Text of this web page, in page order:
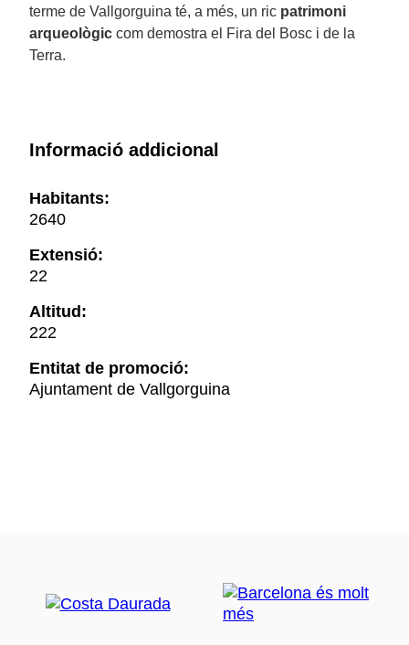
terme de Vallgorguina té, a més, un ric patrimoni
arqueològic com demostra el Fira del Bosc i de la
Terra.
Informació addicional
Habitants:
2640
Extensió:
22
Altitud:
222
Entitat de promoció:
Ajuntament de Vallgorguina